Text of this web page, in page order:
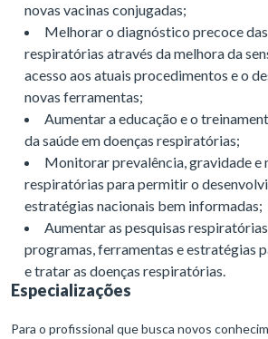
novas vacinas conjugadas;
Melhorar o diagnóstico precoce
respiratórias através da melhora da
acesso aos atuais procedimentos e o
novas ferramentas;
Aumentar a educação e o
da saúde em doenças respiratórias;
Monitorar prevalência, gravidade e
respiratórias para permitir o
estratégias nacionais bem informadas;
Aumentar as pesquisas
programas, ferramentas e estratégias
e tratar as doenças respiratórias.
Especializações
Para o profissional que busca novos